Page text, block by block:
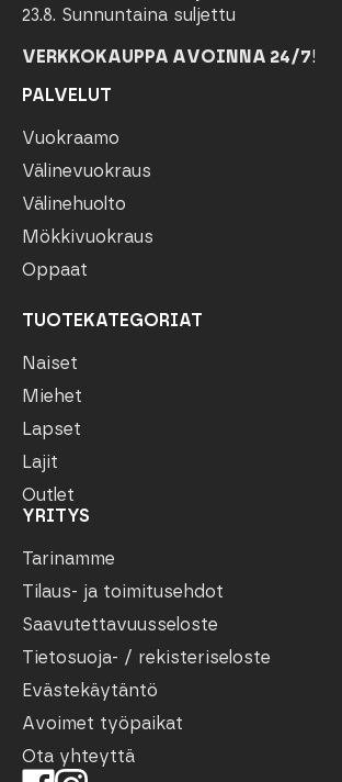
23.8. Sunnuntaina suljettu
VERKKOKAUPPA AVOINNA 24/7!
PALVELUT
Vuokraamo
Välinevuokraus
Välinehuolto
Mökkivuokraus
Oppaat
TUOTEKATEGORIAT
Naiset
Miehet
Lapset
Lajit
Outlet
YRITYS
Tarinamme
Tilaus- ja toimitusehdot
Saavutettavuusseloste
Tietosuoja- / rekisteriseloste
Evästekäytäntö
Avoimet työpaikat
Ota yhteyttä